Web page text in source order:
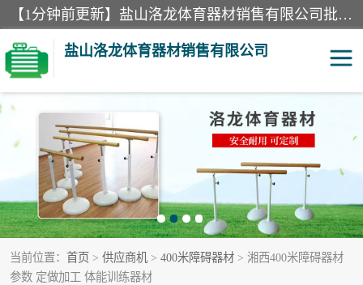
【1分钟前更新】盐山洛龙体育器材销售有限公司批量供应：300米障碍器材、400米障碍器材、部队训练器材、双杠、体操垫、舞蹈把杆等产品。盐山洛龙体育器材销售有限公司经过多年的发展，集研发，生产，销售，售后服务为一体. 奉行“质量，信誉，服务”的宗旨，以开拓创新的精神和真诚守信的态度积极进取。
盐山洛龙体育器材销售有限公司
当前位置： 首页 > 供应商机 > 400米障碍器材 > 湘西400米障碍器材
参数 定做加工 体能训练器材
单双杠 舞蹈把杆
400米障碍器材 体操垫
300米障碍器材 攀爬架
塑胶跑道 400米障碍器材1